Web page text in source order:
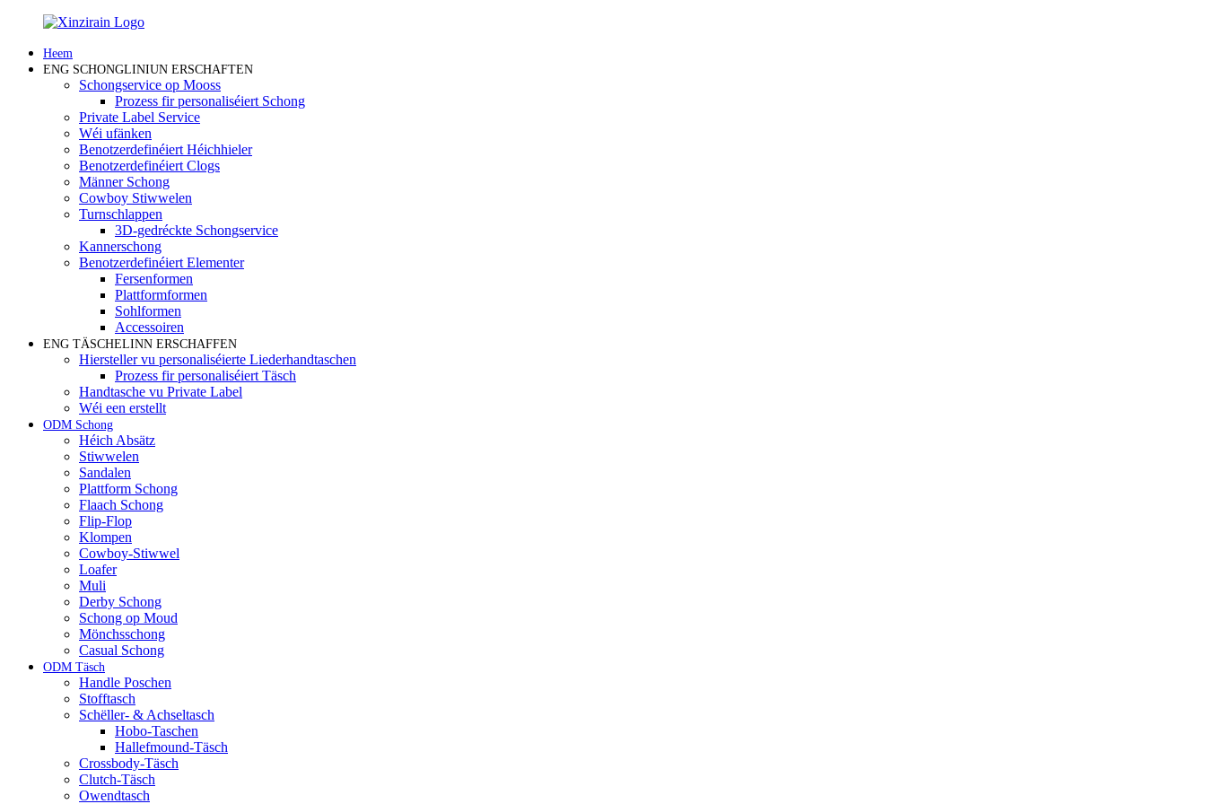
Heem
ENG SCHONGLINIUN ERSCHAFTEN
Schongservice op Mooss
Prozess fir personaliséiert Schong
Private Label Service
Wéi ufänken
Benotzerdefinéiert Héichhieler
Benotzerdefinéiert Clogs
Männer Schong
Cowboy Stiwwelen
Turnschlappen
3D-gedréckte Schongservice
Kannerschong
Benotzerdefinéiert Elementer
Fersenformen
Plattformformen
Sohlformen
Accessoiren
ENG TÄSCHELINN ERSCHAFFEN
Hiersteller vu personaliséierte Liederhandtaschen
Prozess fir personaliséiert Täsch
Handtasche vu Private Label
Wéi een erstellt
ODM Schong
Héich Absätz
Stiwwelen
Sandalen
Plattform Schong
Flaach Schong
Flip-Flop
Klompen
Cowboy-Stiwwel
Loafer
Muli
Derby Schong
Schong op Moud
Mönchsschong
Casual Schong
ODM Täsch
Handle Poschen
Stofftasch
Schëller- & Achseltasch
Hobo-Taschen
Hallefmound-Täsch
Crossbody-Täsch
Clutch-Täsch
Owendtasch